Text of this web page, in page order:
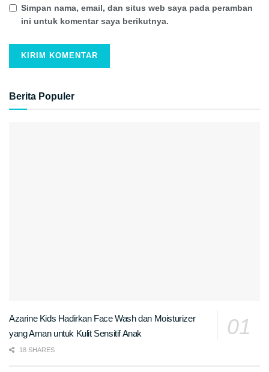
Simpan nama, email, dan situs web saya pada peramban
ini untuk komentar saya berikutnya.
Berita Populer
Azarine Kids Hadirkan Face Wash dan Moisturizer
yang Aman untuk Kulit Sensitif Anak
18 SHARES